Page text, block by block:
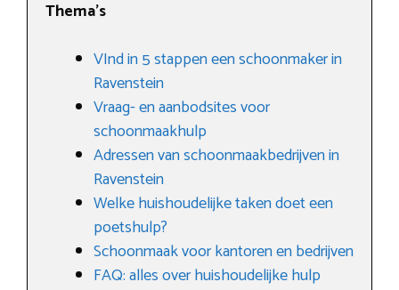
Thema’s
VInd in 5 stappen een schoonmaker in
Ravenstein
Vraag- en aanbodsites voor
schoonmaakhulp
Adressen van schoonmaakbedrijven in
Ravenstein
Welke huishoudelijke taken doet een
poetshulp?
Schoonmaak voor kantoren en bedrijven
FAQ: alles over huishoudelijke hulp